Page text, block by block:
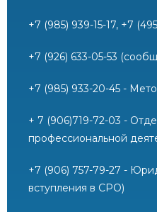
+7 (985) 939-15-17, +7
+7 (926) 633-05-53
+7 (985) 933-20-45 -
+ 7 (906)719-72-03 -
профессиональной
+7 (906) 757-79-27 -
вступления в СРО)